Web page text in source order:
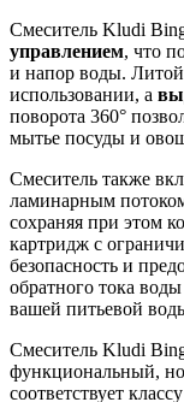
Смеситель Kludi
управлением, что
и напор воды. Литой
использовании, а
поворота 360°
мытье посуды и
Смеситель также
ламинарным
сохраняя при этом
картридж с
безопасность и
обратного тока
вашей питьевой
Смеситель Kludi
функциональный,
соответствует